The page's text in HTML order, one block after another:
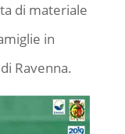
di materiale
in
Ravenna.